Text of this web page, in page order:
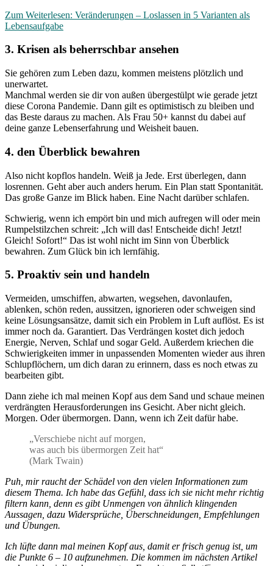
Zum Weiterlesen: Veränderungen – Loslassen in 5 Varianten als
Lebensaufgabe
3. Krisen als beherrschbar ansehen
Sie gehören zum Leben dazu, kommen meistens plötzlich und
unerwartet.
Manchmal werden sie dir von außen übergestülpt wie gerade jetzt
diese Corona Pandemie. Dann gilt es optimistisch zu bleiben und
das Beste daraus zu machen. Als Frau 50+ kannst du dabei auf
deine ganze Lebenserfahrung und Weisheit bauen.
4. den Überblick bewahren
Also nicht kopflos handeln. Weiß ja Jede. Erst überlegen, dann
losrennen. Geht aber auch anders herum. Ein Plan statt Spontanität.
Das große Ganze im Blick haben. Eine Nacht darüber schlafen.
Schwierig, wenn ich empört bin und mich aufregen will oder mein
Rumpelstilzchen schreit: „Ich will das! Entscheide dich! Jetzt!
Gleich! Sofort!“ Das ist wohl nicht im Sinn von Überblick
bewahren. Zum Glück bin ich lernfähig.
5. Proaktiv sein und handeln
Vermeiden, umschiffen, abwarten, wegsehen, davonlaufen,
ablenken, schön reden, aussitzen, ignorieren oder schweigen sind
keine Lösungsansätze, damit sich ein Problem in Luft auflöst. Es ist
immer noch da. Garantiert. Das Verdrängen kostet dich jedoch
Energie, Nerven, Schlaf und sogar Geld. Außerdem kriechen die
Schwierigkeiten immer in unpassenden Momenten wieder aus ihren
Schlupflöchern, um dich daran zu erinnern, dass es noch etwas zu
bearbeiten gibt.
Dann ziehe ich mal meinen Kopf aus dem Sand und schaue meinen
verdrängten Herausforderungen ins Gesicht. Aber nicht gleich.
Morgen. Oder übermorgen. Dann, wenn ich Zeit dafür habe.
„Verschiebe nicht auf morgen,
was auch bis übermorgen Zeit hat“
(Mark Twain)
Puh, mir raucht der Schädel von den vielen Informationen zum
diesem Thema. Ich habe das Gefühl, dass ich sie nicht mehr richtig
filtern kann, denn es gibt Unmengen von ähnlich klingenden
Aussagen, dazu Widersprüche, Überschneidungen, Empfehlungen
und Übungen.
Ich lüfte dann mal meinen Kopf aus, damit er frisch genug ist, um
die Punkte 6 – 10 aufzunehmen. Die kommen im nächsten Artikel